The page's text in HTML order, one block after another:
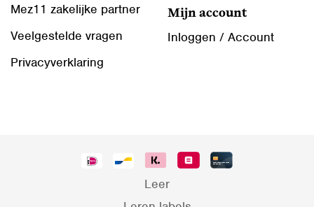
Mez11 zakelijke partner
Veelgestelde vragen
Privacyverklaring
Mijn account
Inloggen / Account
Leer